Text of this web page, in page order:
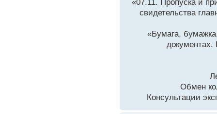
«07.11. Пропуска и
свидетельства
«Бумага,
документах.
Обмен
Консультации